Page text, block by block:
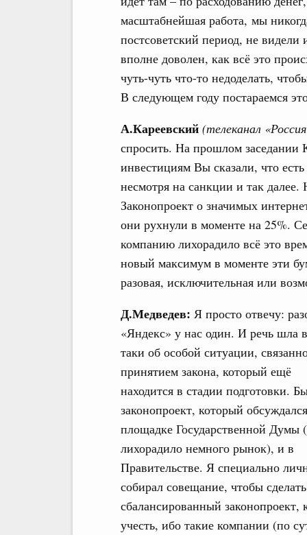
масштабнейшая работа, мы
постсоветский период, не
вполне доволен, как всё это
чуть-чуть что-то недоделать,
В следующем году постараемся
А.Кареевский (телеканал
спросить. На прошлом заседании
инвестициям Вы сказали, что
несмотря на санкции и так далее.
Законопроект о значимых
они рухнули в моменте на 25%.
компанию лихорадило всё это
новый максимум в моменте эти
разовая, исключительная или
Д.Медведев: Я просто отвечу:
«Яндекс» у нас один. И речь шла
таки об особой ситуации,
принятием закона, который ещё
находится в стадии подготовки.
законопроект, который
площадке Государственной Думы
лихорадило немного рынок), и в
Правительстве. Я специально
собирал совещание, чтобы сделать
сбалансированный законопроект,
учесть, ибо такие компании (по